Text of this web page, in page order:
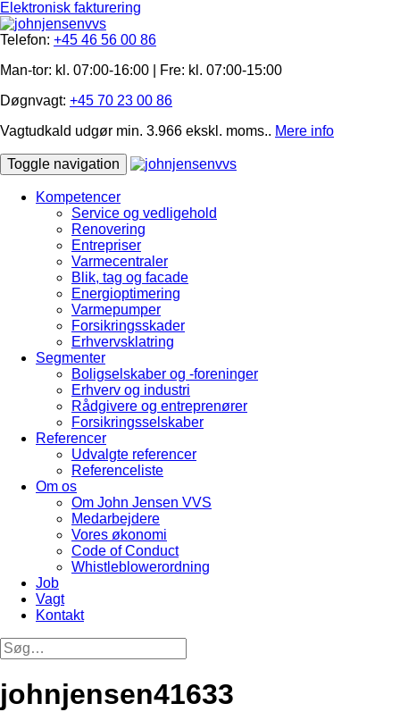
Elektronisk fakturering
Telefon: +45 46 56 00 86
Man-tor: kl. 07:00-16:00 | Fre: ​kl. 07:00-15​:00
Døgnvagt: +45 70 23 00 86
Vagtudkald udgør min. 3.966 ekskl. moms.. Mere info
Toggle navigation
Kompetencer
Service og vedligehold
Renovering
Entrepriser
Varmecentraler
Blik, tag og facade
Energioptimering
Varmepumper
Forsikringsskader
Erhvervsklatring
Segmenter
Boligselskaber og -foreninger
Erhverv og industri
Rådgivere og entreprenører
Forsikringsselskaber
Referencer
Udvalgte referencer
Referenceliste
Om os
Om John Jensen VVS
Medarbejdere
Vores økonomi
Code of Conduct
Whistleblowerordning
Job
Vagt
Kontakt
johnjensen41633